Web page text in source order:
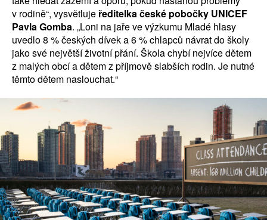
v rodině“, vysvětlujeředitelka české pobočky UNICEF
Pavla Gomba. „Loni na jaře ve výzkumu Mladé hlasy
uvedlo 8 % českých dívek a 6 % chlapců návrat do školy
jako své největší životní přání. Škola chybí nejvíce dětem
z malých obcí a dětem z příjmově slabších rodin. Je nutné
těmto dětem naslouchat.“